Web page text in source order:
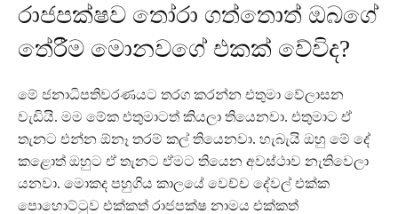
රාජපක්ෂව තෝරා ගත්තොත් ඔබගේ
තේරීම මොනවගේ එකක් වේවිද?
මේ ජනාධිපතිවරණයට තරග කරන්න එතුමා වේලාසන
වැඩියි. මම මේක එතුමාටත් කියලා තියෙනවා. එතුමාට ඒ
තැනට එන්න ඕනෑ තරම් කල් තියෙනවා. හැබැයි ඔහු මේ දේ
කළොත් ඔහුට ඒ තැනට ඒමට තියෙන අවස්ථාව නැතිවෙලා
යනවා. මොකද පහුගිය කාලයේ වෙච්ච දේවල් එක්ක
පොහොට්ටුව එක්කත් රාජපක්ෂ නාමය එක්කත්